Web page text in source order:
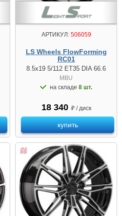
АРТИКУЛ:506059
LS Wheels FlowForming
RC01
8.5x19 5/112 ET35 DIA 66.6
MBU
на складе 8 шт.
18 340 ₽ / диск
купить